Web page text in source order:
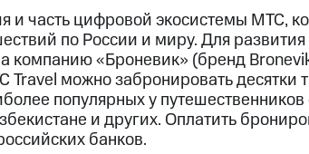
часть цифровой экосистемы МТС,
по России и миру. Для
компанию «Броневик» (бренд
Travel можно забронировать десятки
популярных у
и других. Оплатить
банков.